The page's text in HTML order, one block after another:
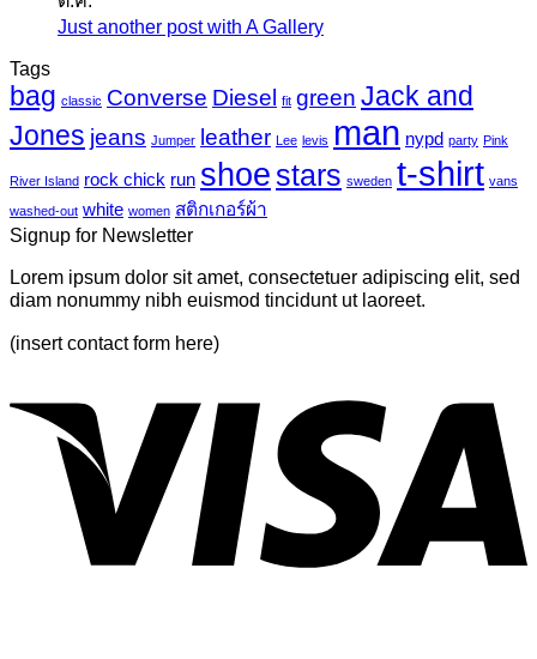
นวาส
ไว
mural-
tropical
leaves-
Just another post with A Galleryไม่มี
เห็น
บน
Just
another
post
Tags
bag classic Converse Diesel fit green Jack and
Jones jeans Jumper leather Lee levis man nypd party Pink
River Island rock chick run shoe stars sweden t-shirt vans
washed-out white women สติกเกอร์ผ้า
Signup for Newsletter
Lorem ipsum dolor sit amet, consectetuer adipiscing elit, sed
diam nonummy nibh euismod tincidunt ut laoreet.
(insert contact form here)